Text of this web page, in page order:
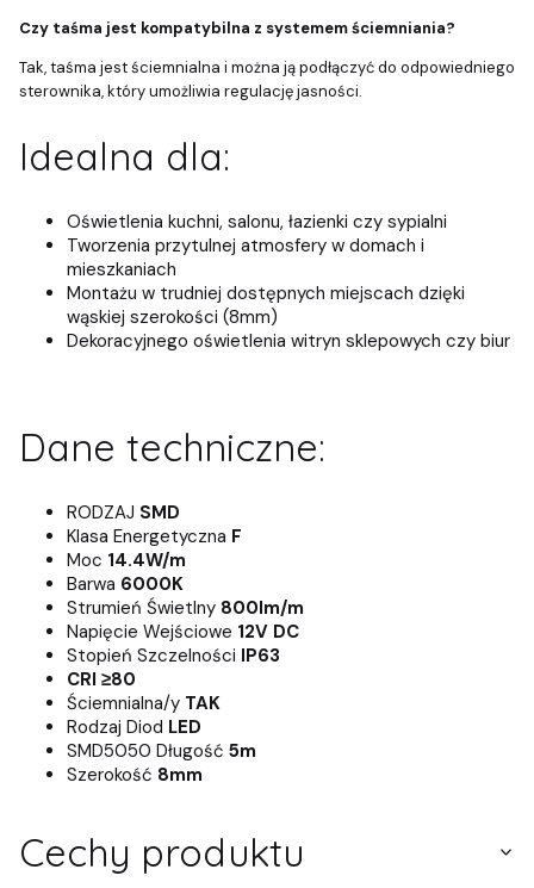
Czy taśma jest kompatybilna z systemem ściemniania?
Tak, taśma jest ściemnialna i można ją podłączyć do odpowiedniego
sterownika, który umożliwia regulację jasności.
Idealna dla:
Oświetlenia kuchni, salonu, łazienki czy sypialni
Tworzenia przytulnej atmosfery w domach i
mieszkaniach
Montażu w trudniej dostępnych miejscach dzięki
wąskiej szerokości (8mm)
Dekoracyjnego oświetlenia witryn sklepowych czy biur
Dane techniczne:
RODZAJ SMD
Klasa Energetyczna F
Moc 14.4W/m
Barwa 6000K
Strumień Świetlny 800lm/m
Napięcie Wejściowe 12V DC
Stopień Szczelności IP63
CRI ≥80
Ściemnialna/y TAK
Rodzaj Diod LED
SMD5050 Długość 5m
Szerokość 8mm
Cechy produktu